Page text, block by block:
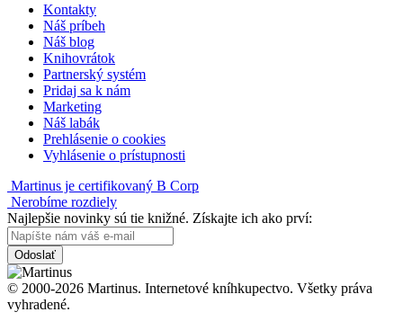
Kontakty
Náš príbeh
Náš blog
Knihovrátok
Partnerský systém
Pridaj sa k nám
Marketing
Náš labák
Prehlásenie o cookies
Vyhlásenie o prístupnosti
Martinus je certifikovaný B Corp
Nerobíme rozdiely
Najlepšie novinky sú tie knižné. Získajte ich ako prví:
Odoslať
© 2000-2026 Martinus. Internetové kníhkupectvo. Všetky práva
vyhradené.